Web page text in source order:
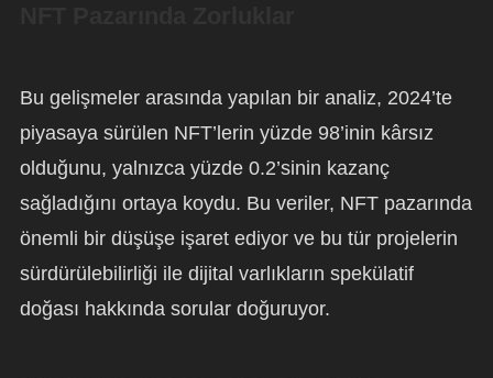
Bu gelişmeler arasında yapılan bir analiz, 2024’te
piyasaya sürülen NFT’lerin yüzde 98’inin kârsız
olduğunu, yalnızca yüzde 0.2’sinin kazanç
sağladığını ortaya koydu. Bu veriler, NFT pazarında
önemli bir düşüşe işaret ediyor ve bu tür projelerin
sürdürülebilirliği ile dijital varlıkların spekülatif
doğası hakkında sorular doğuruyor.